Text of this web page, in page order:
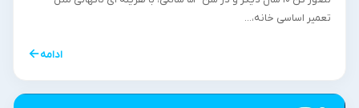
تعمیر اساسی خانه،...
ادامه←